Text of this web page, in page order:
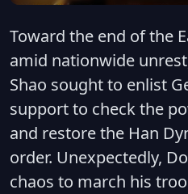
Toward the end of the
amid nationwide
Shao sought to enlist
support to check the
and restore the Han
order. Unexpectedly,
chaos to march his